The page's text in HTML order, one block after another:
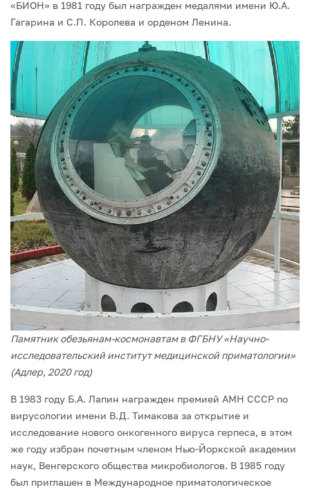
«БИОН» в 1981 году был награжден медалями имени Ю.А.
Гагарина и С.П. Королева и орденом Ленина.
Памятник обезьянам-космонавтам в ФГБНУ «Научно-
исследовательский институт медицинской приматологии»
(Адлер, 2020 год)
В 1983 году Б.А. Лапин награжден премией АМН СССР по
вирусологии имени В.Д. Тимакова за открытие и
исследование нового онкогенного вируса герпеса, в этом
же году избран почетным членом Нью-Йоркской академии
наук, Венгерского общества микробиологов. В 1985 году
был приглашен в Международное приматологическое